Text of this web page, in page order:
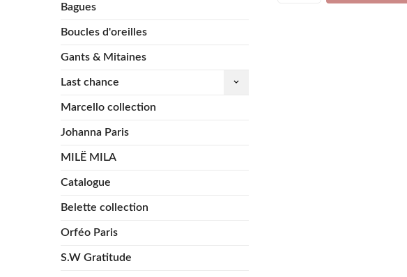
Bagues
Boucles d'oreilles
Gants & Mitaines
Last chance keyboard_arrow_down
Marcello collection
Johanna Paris
MILË MILA
Catalogue
Belette collection
Orféo Paris
S.W Gratitude